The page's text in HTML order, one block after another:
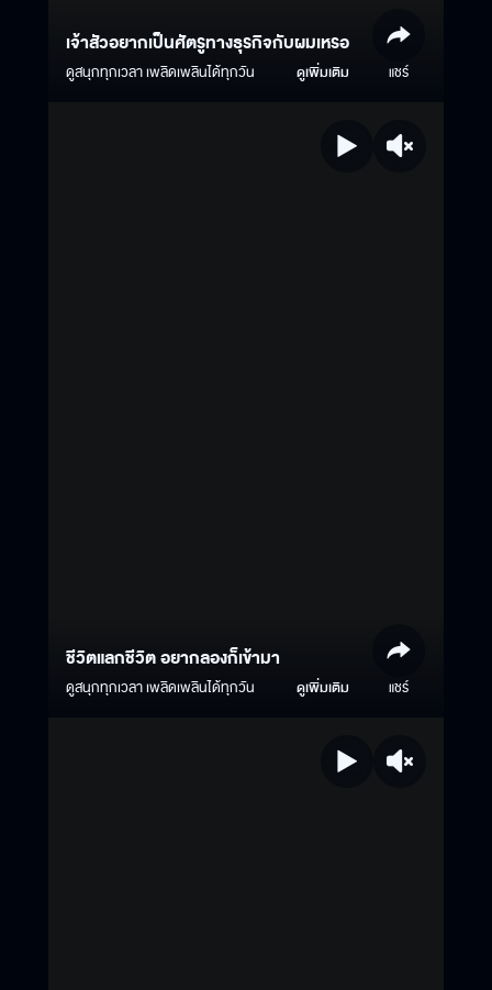
เจ้าสัวอยากเป็นศัตรูทางธุรกิจกับผมเหรอ
ดูสนุกทุกเวลา เพลิดเพลินได้ทุกวัน ดูเพิ่มเติม แชร์
ชีวิตแลกชีวิต อยากลองก็เข้ามา
ดูสนุกทุกเวลา เพลิดเพลินได้ทุกวัน ดูเพิ่มเติม แชร์